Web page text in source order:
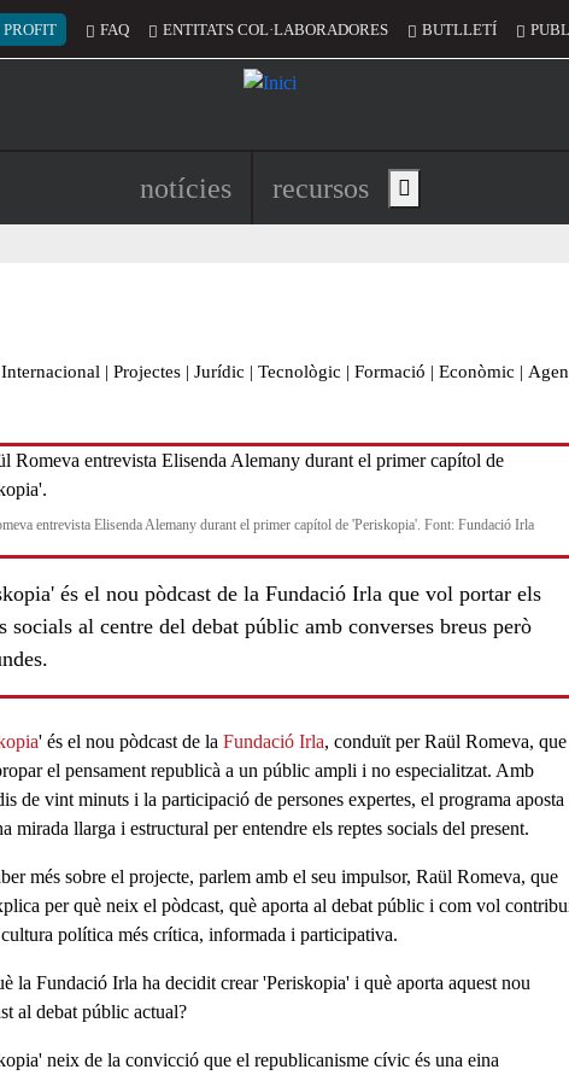
del compte d'usuari
PROFIT FAQ ENTITATS COL·LABORADORES BUTLLETÍ
Navegació principal de
notícies recursos Show main menu
Internacional | Projectes | Jurídic | Tecnològic | Formació | Econòmic |
entrevista Elisenda Alemany durant el primer capítol de 'Periskopia'. Font: Fundació Irla
és el nou pòdcast de la Fundació Irla que vol portar els
socials al centre del debat públic amb converses breus però
' és el nou pòdcast de la Fundació Irla, conduït perRaül Romeva, que
el pensament republicà a un públic ampli i no especialitzat. Amb
de vint minuts i la participació depersones expertes, el programa aposta
mirada llarga i estructural per entendre els reptes socials del present.
més sobre el projecte, parlem amb el seu impulsor, Raül Romeva, que
per què neix el pòdcast, què aporta al debat públic i com vol
política més crítica, informada i participativa.
la Fundació Irla ha decidit crear 'Periskopia' i què aporta aquest nou
al debat públic actual?
neix de la convicció que el republicanisme cívic és una eina